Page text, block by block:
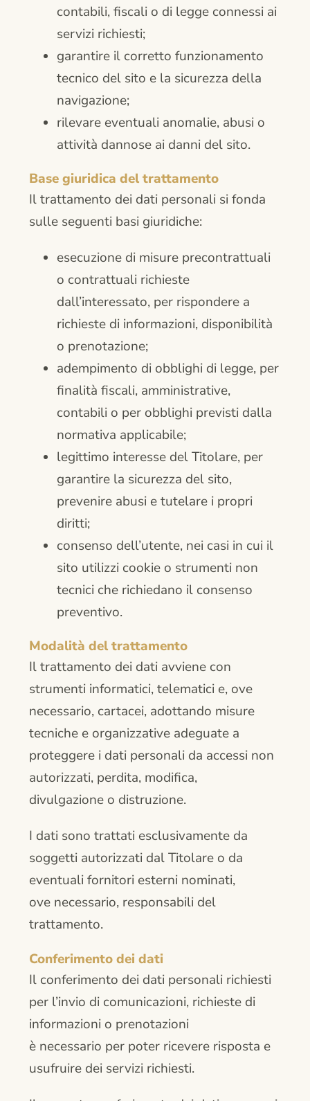
contabili, fiscali o di legge connessi ai
servizi richiesti;
garantire il corretto funzionamento
tecnico del sito e la sicurezza della
navigazione;
rilevare eventuali anomalie, abusi o
attività dannose ai danni del sito.
Base giuridica del trattamento
Il trattamento dei dati personali si fonda
sulle seguenti basi giuridiche:
esecuzione di misure precontrattuali
o contrattuali richieste
dall’interessato, per rispondere a
richieste di informazioni, disponibilità
o prenotazione;
adempimento di obblighi di legge, per
finalità fiscali, amministrative,
contabili o per obblighi previsti dalla
normativa applicabile;
legittimo interesse del Titolare, per
garantire la sicurezza del sito,
prevenire abusi e tutelare i propri
diritti;
consenso dell’utente, nei casi in cui il
sito utilizzi cookie o strumenti non
tecnici che richiedano il consenso
preventivo.
Modalità del trattamento
Il trattamento dei dati avviene con
strumenti informatici, telematici e, ove
necessario, cartacei, adottando misure
tecniche e organizzative adeguate a
proteggere i dati personali da accessi non
autorizzati, perdita, modifica,
divulgazione o distruzione.
I dati sono trattati esclusivamente da
soggetti autorizzati dal Titolare o da
eventuali fornitori esterni nominati,
ove necessario, responsabili del
trattamento.
Conferimento dei dati
Il conferimento dei dati personali richiesti
per l’invio di comunicazioni, richieste di
informazioni o prenotazioni
è necessario per poter ricevere risposta e
usufruire dei servizi richiesti.